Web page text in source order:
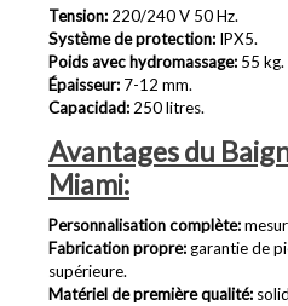
Tension: 220/240 V 50 Hz.
Système de protection: IPX5.
Poids avec hydromassage: 55 kg.
Épaisseur: 7-12 mm.
Capacidad: 250 litres.
Avantages du
Miami:
Personnalisation complète:
Fabrication propre:garantie de
supérieure.
Matériel de première qualité: